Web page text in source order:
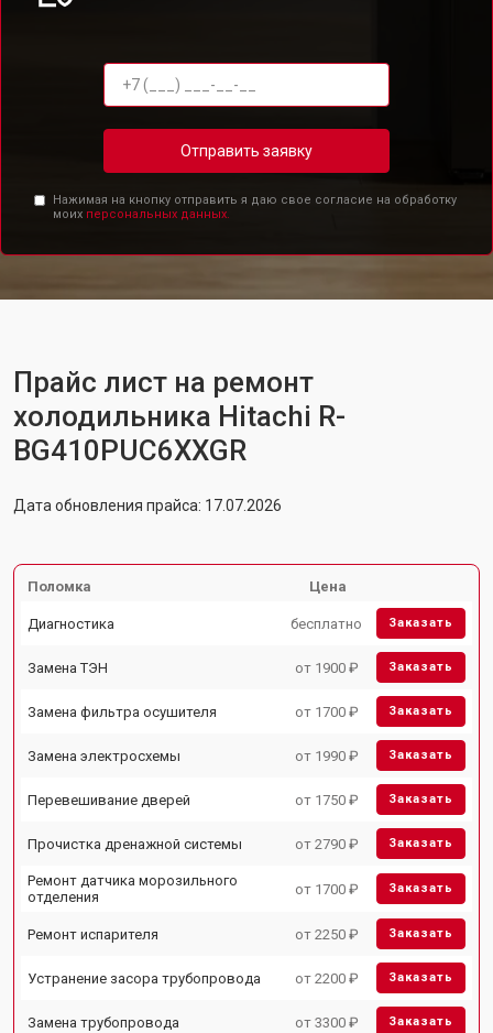
Отправить заявку
Нажимая на кнопку отправить я даю свое согласие на обработку
моих персональных данных.
Прайс лист на ремонт
холодильника Hitachi R-
BG410PUC6XXGR
Дата обновления прайса: 17.07.2026
Поломка Цена
Диагностика бесплатно Заказать
Замена ТЭН от 1900 ₽ Заказать
Замена фильтра осушителя от 1700 ₽ Заказать
Замена электросхемы от 1990 ₽ Заказать
Перевешивание дверей от 1750 ₽ Заказать
Прочистка дренажной системы от 2790 ₽ Заказать
Ремонт датчика морозильного
отделения
от 1700 ₽ Заказать
Ремонт испарителя от 2250 ₽ Заказать
Устранение засора трубопровода от 2200 ₽ Заказать
Замена трубопровода от 3300 ₽ Заказать